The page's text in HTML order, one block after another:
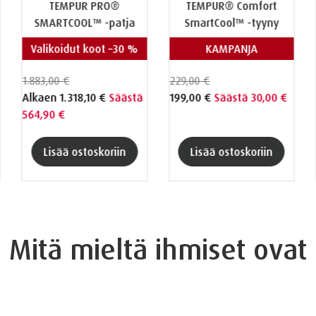
TEMPUR PRO®
SMARTCOOL™ -patja
Valikoidut koot –30 %
1.883,00 €
Alkaen 1.318,10 € Säästä
564,90 €
Lisää ostoskoriin
TEMPUR® Comfort
SmartCool™ -tyyny
KAMPANJA
229,00 €
199,00 € Säästä 30,00 €
Lisää ostoskoriin
Mitä mieltä ihmiset ovat